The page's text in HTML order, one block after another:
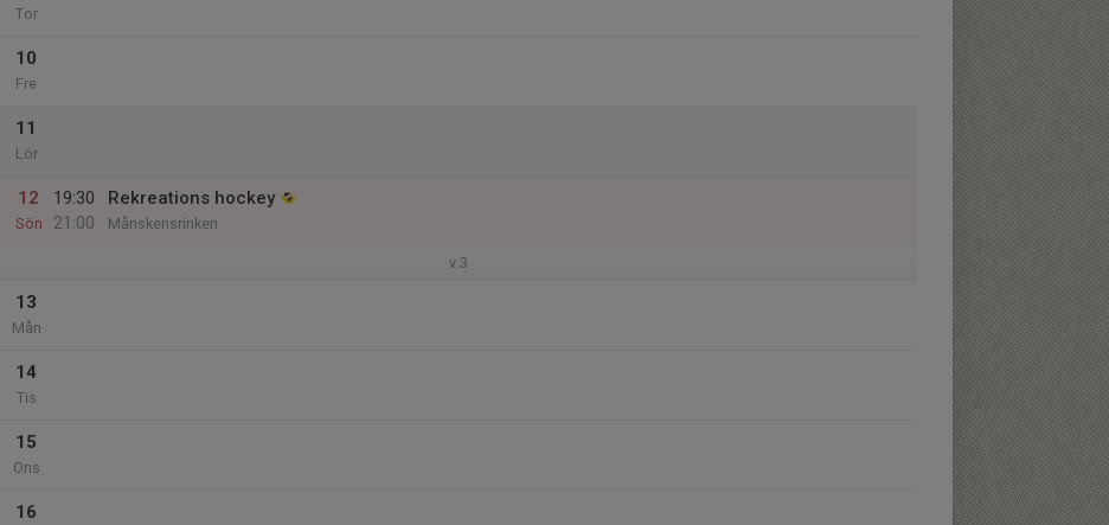
Tor
10
Fre
11
Lör
12
Sön
19:30
21:00
Rekreations hockey
Månskensrinken
v.3
13
Mån
14
Tis
15
Ons
16